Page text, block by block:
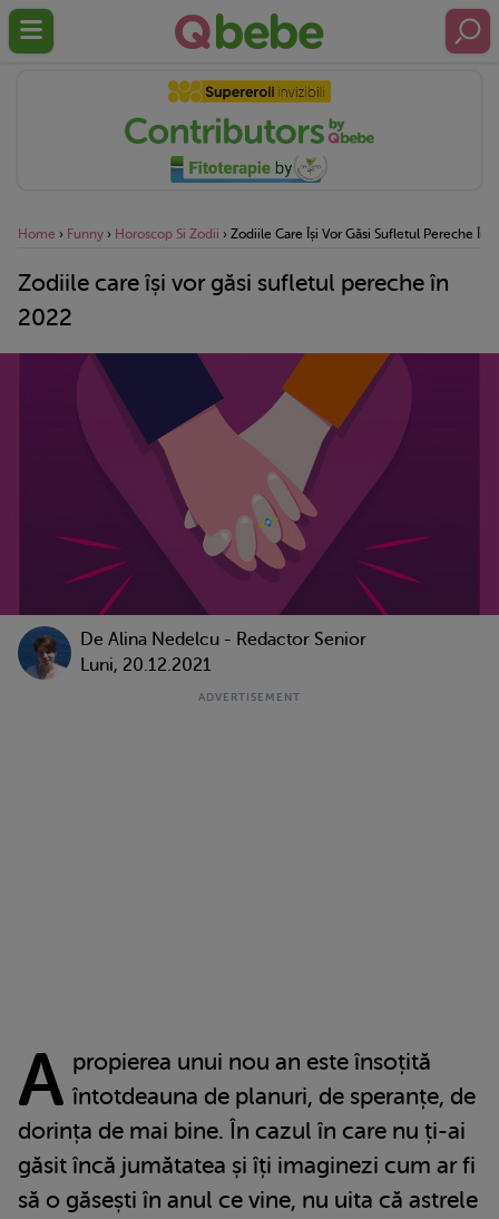
Home › Funny › Horoscop Si Zodii › Zodiile Care Își Vor Găsi Sufletul Pereche În
Zodiile care își vor găsi sufletul pereche în
2022
De Alina Nedelcu - Redactor Senior
Luni, 20.12.2021
A propierea unui nou an este însoțită
întotdeauna de planuri, de speranțe, de
dorința de mai bine. În cazul în care nu ți-ai
găsit încă jumătatea și îți imaginezi cum ar fi
să o găsești în anul ce vine, nu uita că astrele